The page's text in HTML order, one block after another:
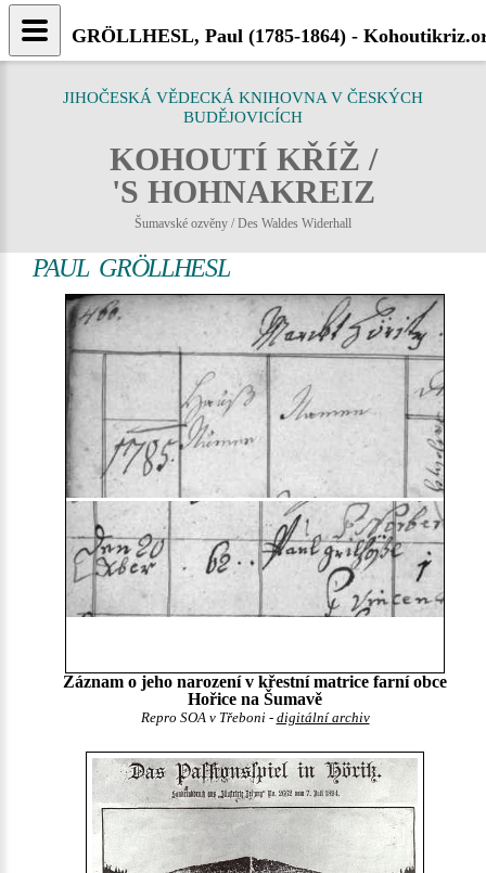
JIHOČESKÁ VĚDECKÁ KNIHOVNA V ČESKÝCH
BUDĚJOVICÍCH
KOHOUTÍ KŘÍŽ /
'S HOHNAKREIZ
Šumavské ozvěny / Des Waldes Widerhall
PAUL GRÖLLHESL
Záznam o jeho narození v křestní matrice farní obce
Hořice na Šumavě
Repro SOA v Třeboni - digitální archiv
GRÖLLHESL, Paul (1785-1864) -